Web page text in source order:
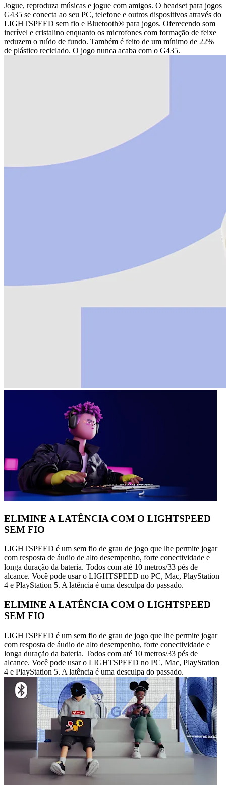
Jogue, reproduza músicas e jogue com amigos. O headset para jogos
G435 se conecta ao seu PC, telefone e outros dispositivos através do
LIGHTSPEED sem fio e Bluetooth® para jogos. Oferecendo som
incrível e cristalino enquanto os microfones com formação de feixe
reduzem o ruído de fundo. Também é feito de um mínimo de 22%
de plástico reciclado. O jogo nunca acaba com o G435.
ELIMINE A LATÊNCIA COM O LIGHTSPEED
SEM FIO
LIGHTSPEED é um sem fio de grau de jogo que lhe permite jogar
com resposta de áudio de alto desempenho, forte conectividade e
longa duração da bateria. Todos com até 10 metros/33 pés de
alcance. Você pode usar o LIGHTSPEED no PC, Mac, PlayStation
4 e PlayStation 5. A latência é uma desculpa do passado.
ELIMINE A LATÊNCIA COM O LIGHTSPEED
SEM FIO
LIGHTSPEED é um sem fio de grau de jogo que lhe permite jogar
com resposta de áudio de alto desempenho, forte conectividade e
longa duração da bateria. Todos com até 10 metros/33 pés de
alcance. Você pode usar o LIGHTSPEED no PC, Mac, PlayStation
4 e PlayStation 5. A latência é uma desculpa do passado.